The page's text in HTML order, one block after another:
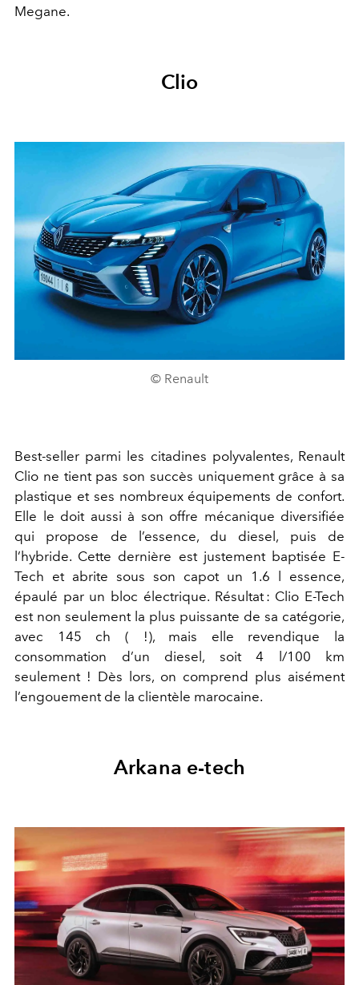
Megane.
Clio
© Renault
Best-seller parmi les citadines polyvalentes, Renault
Clio ne tient pas son succès uniquement grâce à sa
plastique et ses nombreux équipements de confort.
Elle le doit aussi à son offre mécanique diversifiée
qui propose de l’essence, du diesel, puis de
l’hybride. Cette dernière est justement baptisée E-
Tech et abrite sous son capot un 1.6 l essence,
épaulé par un bloc électrique. Résultat : Clio E-Tech
est non seulement la plus puissante de sa catégorie,
avec 145 ch ( !), mais elle revendique la
consommation d’un diesel, soit 4 l/100 km
seulement ! Dès lors, on comprend plus aisément
l’engouement de la clientèle marocaine.
Arkana e-tech